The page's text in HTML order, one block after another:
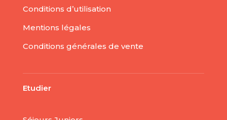
Conditions d’utilisation
Mentions légales
Conditions générales de vente
Etudier